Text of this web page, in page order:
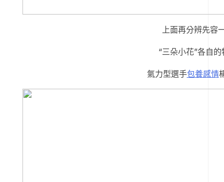
上面再分辨先容
“三朵小花”各自的
氣力型選手包養感情